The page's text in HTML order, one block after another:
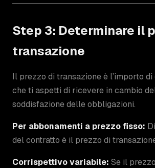
Step 3: Determinare il
transazione
Il prezzo di transazione è l’importo
che ti aspetti di ricevere in cambio
soddisfazione delle obbligazioni.
Per abbonamenti a prezzo fisso:
del contratto è il prezzo di
Corrispettivo variabile: Se il